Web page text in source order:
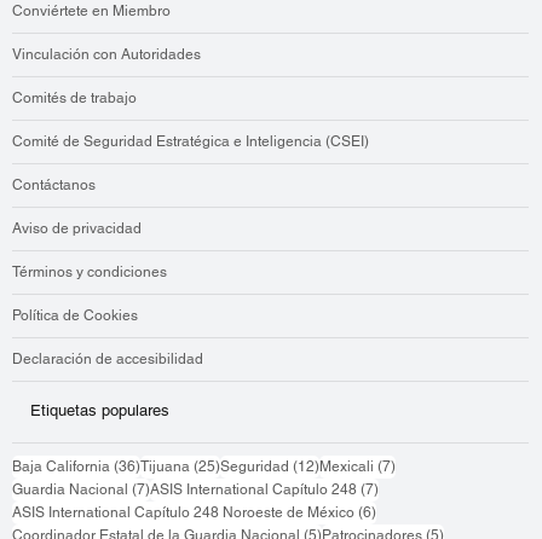
Conviértete en Miembro
Vinculación con Autoridades
Comités de trabajo
Comité de Seguridad Estratégica e Inteligencia (CSEI)
Contáctanos
Aviso de privacidad
Términos y condiciones
Política de Cookies
Declaración de accesibilidad
Etiquetas populares
Baja California (36)36 entradas
Tijuana (25)25 entradas
Seguridad (12)12 entradas
Mexicali (7)7 entradas
Guardia Nacional (7)7 entradas
ASIS International Capítulo 248 (7)7 entradas
ASIS International Capítulo 248 Noroeste de México (6)6 entradas
Coordinador Estatal de la Guardia Nacional (5)5 entradas
Patrocinadores (5)5 entradas